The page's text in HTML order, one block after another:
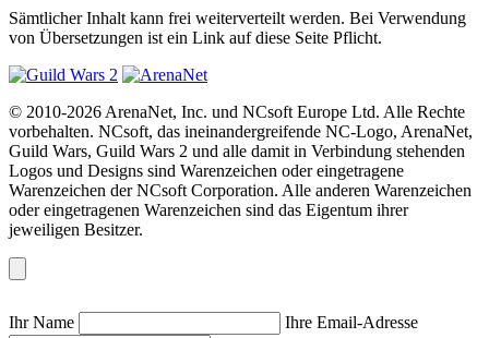
Sämtlicher Inhalt kann frei weiterverteilt werden. Bei Verwendung
von Übersetzungen ist ein Link auf diese Seite Pflicht.
© 2010-2026 ArenaNet, Inc. und NCsoft Europe Ltd. Alle Rechte
vorbehalten. NCsoft, das ineinandergreifende NC-Logo, ArenaNet,
Guild Wars, Guild Wars 2 und alle damit in Verbindung stehenden
Logos und Designs sind Warenzeichen oder eingetragene
Warenzeichen der NCsoft Corporation. Alle anderen Warenzeichen
oder eingetragenen Warenzeichen sind das Eigentum ihrer
jeweiligen Besitzer.
Ihr Name Ihre Email-Adresse